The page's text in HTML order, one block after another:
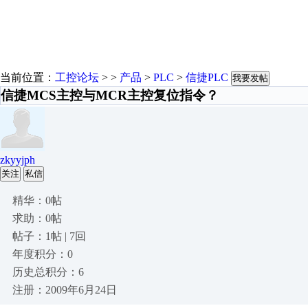
当前位置： 工控论坛 > > 产品 > PLC > 信捷PLC 我要发帖
信捷MCS主控与MCR主控复位指令？
zkyyjph
关注 私信
精华：0帖
求助：0帖
帖子：1帖 | 7回
年度积分：0
历史总积分：6
注册：2009年6月24日